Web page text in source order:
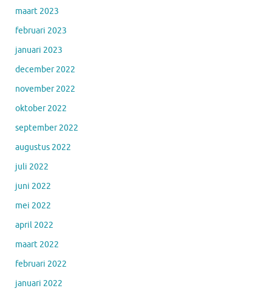
maart 2023
februari 2023
januari 2023
december 2022
november 2022
oktober 2022
september 2022
augustus 2022
juli 2022
juni 2022
mei 2022
april 2022
maart 2022
februari 2022
januari 2022